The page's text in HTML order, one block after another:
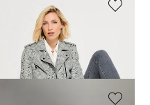
MADELEINE
Jeans mit feinem Fransensaum
109,95 €
+20 Farben